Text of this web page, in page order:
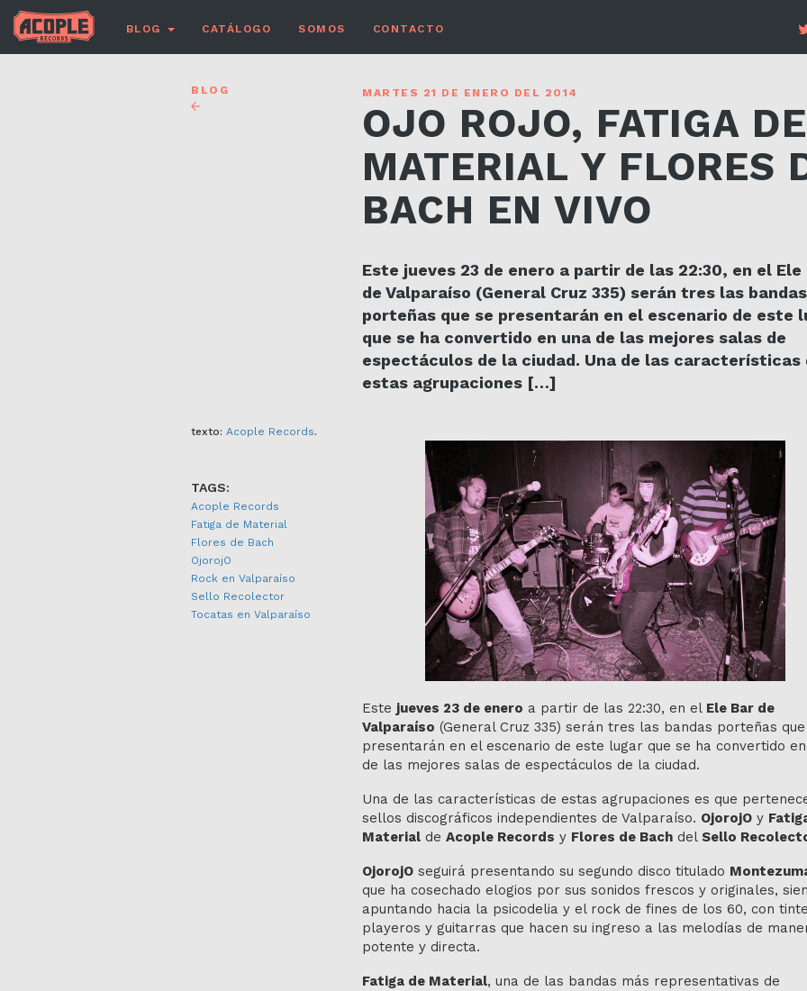
BLOG CATÁLOGO SOMOS CONTACTO
BLOG MARTES 21 DE ENERO DEL 2014
OJO ROJO, FATIGA DE
MATERIAL Y FLORES
BACH EN VIVO
Este jueves 23 de enero a partir de las 22:30, en el Ele
de Valparaíso (General Cruz 335) serán tres las bandas
porteñas que se presentarán en el escenario de este
que se ha convertido en una de las mejores salas de
espectáculos de la ciudad. Una de las características
estas agrupaciones […]
texto: Acople Records.
TAGS:
Acople Records
Fatiga de Material
Flores de Bach
OjorojO
Rock en Valparaíso
Sello Recolector
Tocatas en Valparaíso
Este jueves 23 de enero a partir de las 22:30, en el Ele Bar de
Valparaíso (General Cruz 335) serán tres las bandas porteñas
presentarán en el escenario de este lugar que se ha convertido
de las mejores salas de espectáculos de la ciudad.
Una de las características de estas agrupaciones es que
sellos discográficos independientes de Valparaíso. OjorojO y
Material de Acople Records y Flores de Bach del Sello
OjorojO seguirá presentando su segundo disco titulado
que ha cosechado elogios por sus sonidos frescos y originales,
apuntando hacia la psicodelia y el rock de fines de los 60, con
playeros y guitarras que hacen su ingreso a las melodías de
potente y directa.
Fatiga de Material, una de las bandas más representativas de